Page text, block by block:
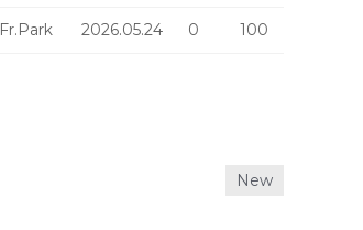
Fr.Park 2026.05.24 0 100
New